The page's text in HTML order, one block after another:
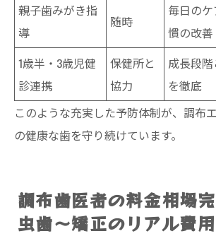
親子歯みがき指
導
随時
毎日の
慣の改善
1歳半・3歳児健
診連携
保健所と
協力
成長段
を徹底
このような充実した予防体制が、調布
の健康な歯を守り続けています。
調布歯医者の料金相場完
虫歯～矯正のリアル費